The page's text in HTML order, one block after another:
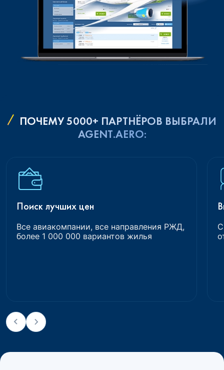
ПОЧЕМУ 5000+ ПАРТНЁРОВ ВЫБРАЛИ
AGENT.AERO:
Поиск лучших цен
Все авиакомпании, все направления РЖД,
более 1 000 000 вариантов жилья